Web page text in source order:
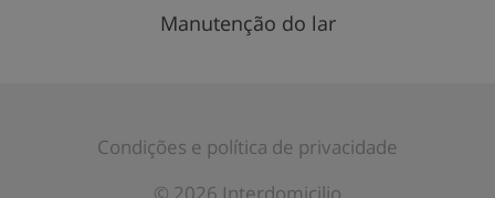
Manutenção do lar
Condições e política de privacidade